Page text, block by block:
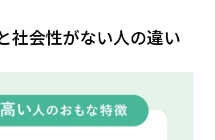
社会性がない人の違い